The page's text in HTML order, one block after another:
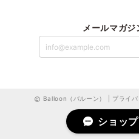
メールマガ
Balloon（バルーン） | プライ
ショッ